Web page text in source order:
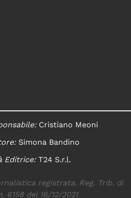
Cristiano Meoni
Simona Bandino
Editrice:T24 S.r.l.
registrata. Reg. Trib. di
6158 del 16/12/2021